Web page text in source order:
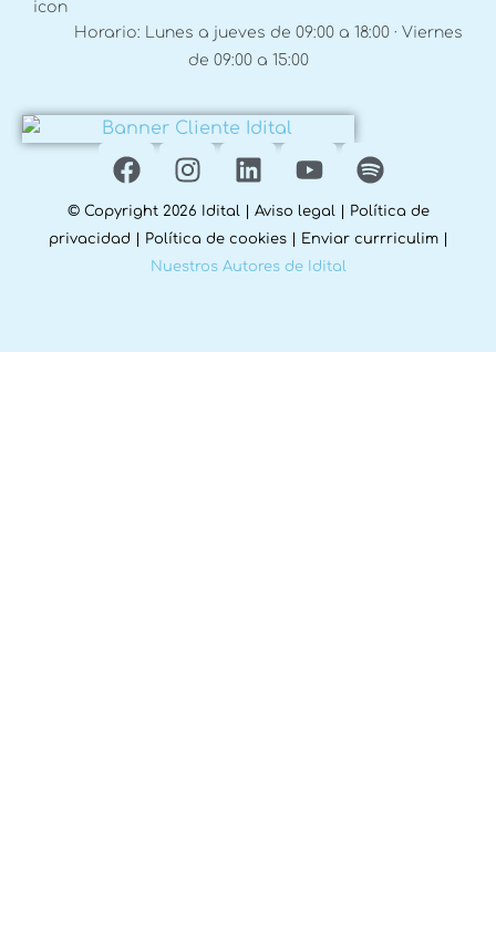
Horario: Lunes a jueves de 09:00 a 18:00 · Viernes
de 09:00 a 15:00
© Copyright 2026 Idital | Aviso legal
Política de
privacidad
Política de cookies| Enviar currriculim|
Nuestros Autores de Idital